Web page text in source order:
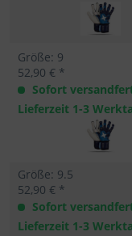
Größe: 9
52,90 € *
Sofort
Lieferzeit 1-3
Größe: 9.5
52,90 € *
Sofort
Lieferzeit 1-3